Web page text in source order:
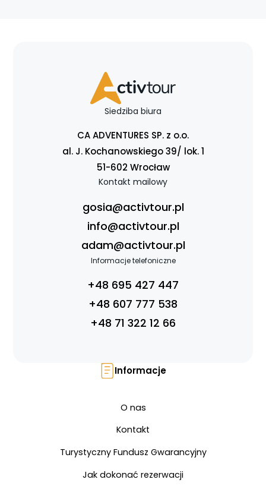
O nas
Wyprawy Nurkowe
Gdzie i kiedy nurkować
Blog
Kontakt
Siedziba biura
CA ADVENTURES SP. z o.o.
al. J. Kochanowskiego 39/ lok. 1
51-602 Wrocław
Kontakt mailowy
gosia@activtour.pl
info@activtour.pl
adam@activtour.pl
Informacje telefoniczne
+48 695 427 447
+48 607 777 538
+48 71 322 12 66
Informacje
O nas
Kontakt
Turystyczny Fundusz Gwarancyjny
Jak dokonać rezerwacji